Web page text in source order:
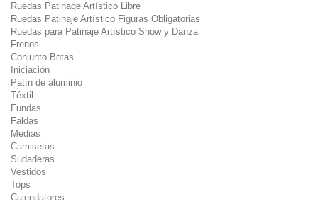
Ruedas Patinage Artístico Libre
Ruedas Patinaje Artístico Figuras Obligatorias
Ruedas para Patinaje Artístico Show y Danza
Frenos
Conjunto Botas
Iniciación
Patín de aluminio
Téxtil
Fundas
Faldas
Medias
Camisetas
Sudaderas
Vestidos
Tops
Calendatores